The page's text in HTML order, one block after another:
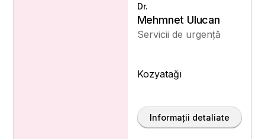
Dr.
Mehmnet Ulucan
Servicii de urgență
Kozyatağı
Informații detaliate